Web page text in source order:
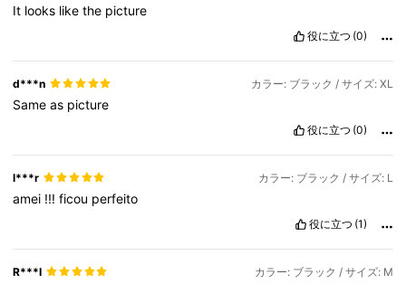
It looks likethe picture
役に立つ (0)
d***n カラー: ブラック / サイズ: XL
Sameas picture
役に立つ (0)
l***r カラー: ブラック / サイズ: L
amei !!!ficou perfeito
役に立つ (1)
R***I カラー: ブラック / サイズ: M